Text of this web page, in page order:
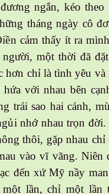
ngắn, kéo
tháng ngày cô
cảm thấy ít ra
một thời đã
hơn chỉ là tình yêu
với nhau bên
trái sao hai cánh,
nhớ nhau trọn
thôi, gặp nhau chỉ
vào vĩ vãng. Niên
đến xứ Mỹ nầy
lần, chỉ một lần